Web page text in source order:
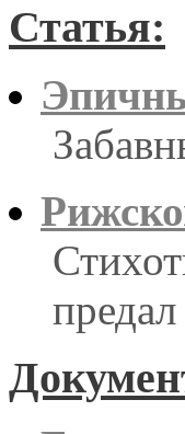
Статья:
предал